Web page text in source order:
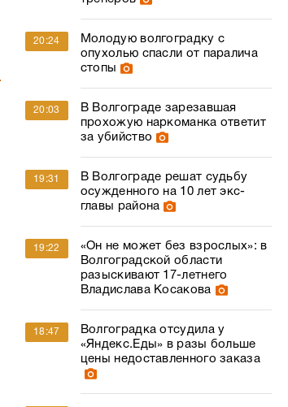
20:24
Молодую волгоградку с
опухолью спасли от паралича
стопы
20:03
В Волгограде зарезавшая
прохожую наркоманка ответит
за убийство
19:31
В Волгограде решат судьбу
осужденного на 10 лет экс-
главы района
19:22
«Он не может без взрослых»: в
Волгоградской области
разыскивают 17-летнего
Владислава Косакова
18:47
Волгоградка отсудила у
«Яндекс.Еды» в разы больше
цены недоставленного заказа